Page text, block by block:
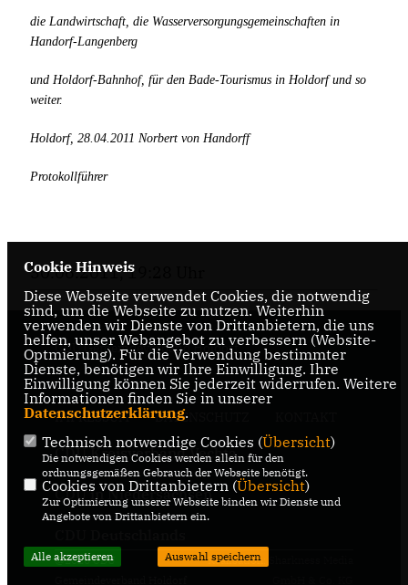
die Landwirtschaft, die Wasserversorgungsgemeinschaften in
Handorf-Langenberg
und Holdorf-Bahnhof, für den Bade-Tourismus in Holdorf und so
weiter.
Holdorf, 28.04.2011 Norbert von Handorff
Protokollführer
30.06.2011, 19:28 Uhr
CDU Gemeindeverband Holdorf
IMPRESSUM DATENSCHUTZ
CDU Kreisverband Vechta
CDU in Niedersachsen
@2026 CDU
Realisation: Sharkness Media
Cookie Hinweis
Diese Webseite verwendet Cookies, die notwendig
sind, um die Webseite zu nutzen. Weiterhin
verwenden wir Dienste von Drittanbietern, die uns
helfen, unser Webangebot zu verbessern (Website-
Optmierung). Für die Verwendung bestimmter
Dienste, benötigen wir Ihre Einwilligung. Ihre
Einwilligung können Sie jederzeit widerrufen. Weitere
Informationen finden Sie in unserer
Datenschutzerklärung.
Technisch notwendige Cookies (Übersicht)
Die notwendigen Cookies werden allein für den
ordnungsgemäßen Gebrauch der Webseite benötigt.
Cookies von Drittanbietern (Übersicht)
Zur Optimierung unserer Webseite binden wir Dienste und
Angebote von Drittanbietern ein.
Alle akzeptieren Auswahl speichern